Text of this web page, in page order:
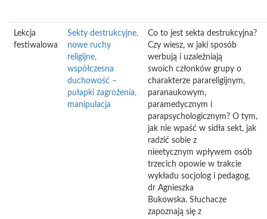
Lekcja
festiwalowa
Sekty destrukcyjne,
nowe ruchy
religijne,
współczesna
duchowość –
pułapki zagrożenia,
manipulacja
Co to jest sekta destrukcyjna?
Czy wiesz, w jaki sposób
werbują i uzależniają
swoich członków grupy o
charakterze parareligijnym,
paranaukowym,
paramedycznym i
parapsychologicznym? O tym,
jak nie wpaść w sidła sekt, jak
radzić sobie z
nieetycznym wpływem osób
trzecich opowie w trakcie
wykładu socjolog i pedagog,
dr Agnieszka
Bukowska. Słuchacze
zapoznają się z